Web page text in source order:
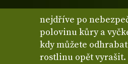
nejdříve po
polovinu kůry a
kdy můžete
rostlinu opět vyrašit.